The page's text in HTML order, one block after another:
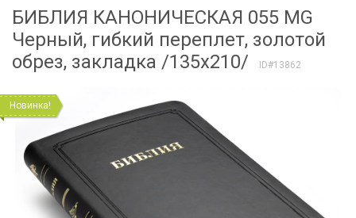
БИБЛИЯ КАНОНИЧЕСКАЯ 055 MG
Черный, гибкий переплет, золотой
обрез, закладка /135х210/
ID#13862
Новинка!